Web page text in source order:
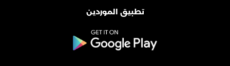
تطبيق الموردين